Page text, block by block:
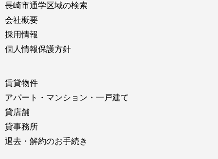
長崎市通学区域の検索
会社概要
採用情報
個人情報保護方針
賃貸物件
アパート・マンション・一戸建て
貸店舗
貸事務所
退去・解約のお手続き